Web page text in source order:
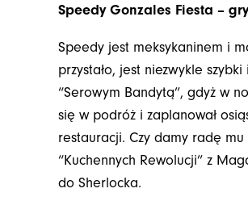
Speedy Gonzales Fiesta –
Speedy jest meksykaninem i
przystało, jest niezwykle
“Serowym Bandytą”, gdyż w
się w podróż i zaplanował
restauracji. Czy damy radę
“Kuchennych Rewolucji” z
do Sherlocka.